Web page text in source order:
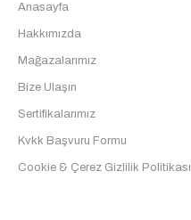
Anasayfa
Hakkımızda
Mağazalarımız
Bize Ulaşın
Sertifikalarımız
Kvkk Başvuru Formu
Cookie & Çerez Gizlilik Politikası